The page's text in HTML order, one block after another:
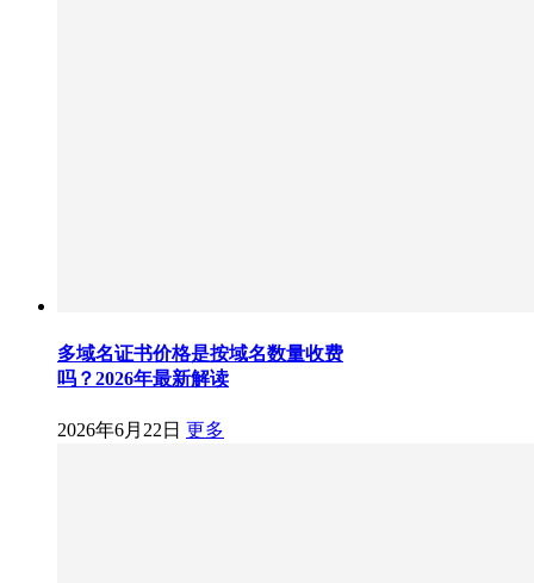
多域名证书价格是按域名数量收费
吗？2026年最新解读
2026年6月22日 更多